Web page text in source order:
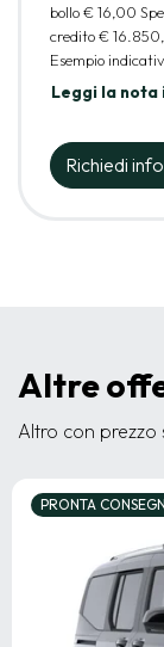
bollo€ 16,00
credito€
Esempio
Leggi la
Richiedi
Altre
Altro con prezzo
PRONTA